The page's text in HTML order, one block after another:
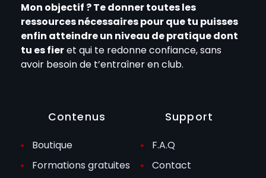
Mon objectif ? Te donner toutes les
ressources nécessaires pour que tu puisses
enfin atteindre un niveau de pratique dont
tu es fieret qui te redonne confiance, sans
avoir besoin de t’entraîner en club.
Contenus
Boutique
Formations gratuites
Support
F.A.Q
Contact